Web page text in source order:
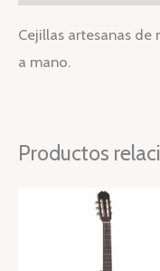
Cejillas artesanas de
a mano.
Productos